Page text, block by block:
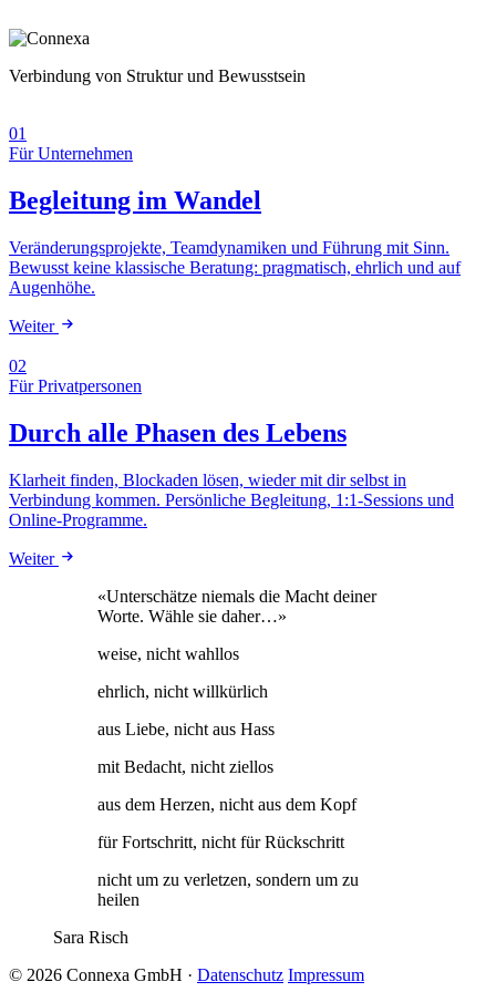
Verbindung von Struktur und Bewusstsein
01
Für Unternehmen
Begleitung im Wandel
Veränderungsprojekte, Teamdynamiken und Führung mit Sinn.
Bewusst keine klassische Beratung: pragmatisch, ehrlich und auf
Augenhöhe.
Weiter
02
Für Privatpersonen
Durch alle Phasen des Lebens
Klarheit finden, Blockaden lösen, wieder mit dir selbst in
Verbindung kommen. Persönliche Begleitung, 1:1-Sessions und
Online-Programme.
Weiter
«Unterschätze niemals die Macht deiner
Worte. Wähle sie daher…»
weise, nicht wahllos
ehrlich, nicht willkürlich
aus Liebe, nicht aus Hass
mit Bedacht, nicht ziellos
aus dem Herzen, nicht aus dem Kopf
für Fortschritt, nicht für Rückschritt
nicht um zu verletzen, sondern um zu
heilen
Sara Risch
© 2026 Connexa GmbH · Datenschutz Impressum